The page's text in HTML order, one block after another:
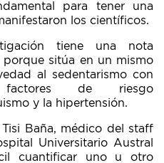
para tener una
los científicos.
tiene una nota
sitúa en un mismo
al sedentarismo con
factores de riesgo
y la hipertensión.
Baña, médico del staff
Universitario Austral
cuantificar uno u otro